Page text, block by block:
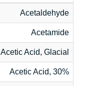
Acetaldehyde
Acetamide
Acetic Acid, Glacial
Acetic Acid, 30%